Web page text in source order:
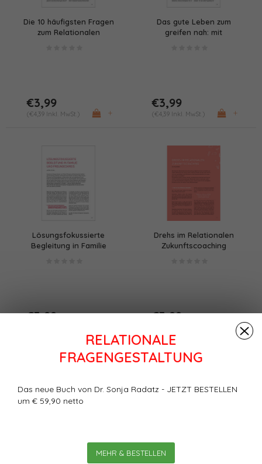
RELATIONALE
FRAGENGESTALTUNG
Das neue Buch von Dr. Sonja Radatz - JETZT BESTELLEN
um € 59,90 netto
MEHR & BESTELLEN
Die 10 häufigsten Fragen
zum Relationalen
€3,99
(€4,39 Inkl. MwSt.) +
Das gute Leben zum
greifen nah: mit
€3,99
(€4,39 Inkl. MwSt.) +
Lösungsfokussierte
Begleitung in Familie
€3,99
Drehs im Relationalen
Zukunftscoaching
€3,99
+
Zukunftsfokus im
gezielt Unterstützen